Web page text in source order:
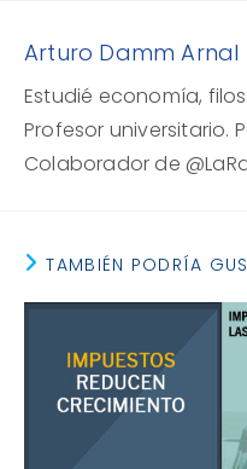
Arturo Damm Arnal
Estudié economía,
Profesor universitario.
Colaborador de
TAMBIÉN PODRÍA